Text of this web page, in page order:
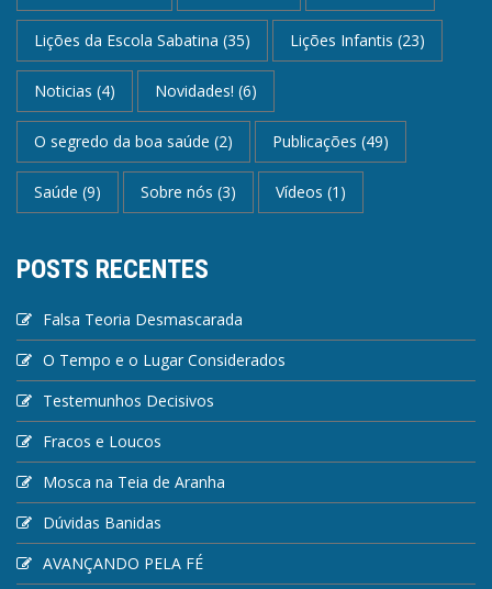
Lições da Escola Sabatina (35) Lições Infantis (23)
Noticias (4) Novidades! (6)
O segredo da boa saúde (2) Publicações (49)
Saúde (9) Sobre nós (3) Vídeos (1)
POSTS RECENTES
Falsa Teoria Desmascarada
O Tempo e o Lugar Considerados
Testemunhos Decisivos
Fracos e Loucos
Mosca na Teia de Aranha
Dúvidas Banidas
AVANÇANDO PELA FÉ